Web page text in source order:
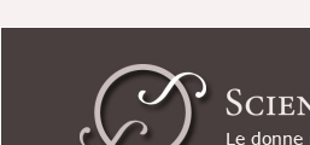
contenuti.
Strumenti
personali